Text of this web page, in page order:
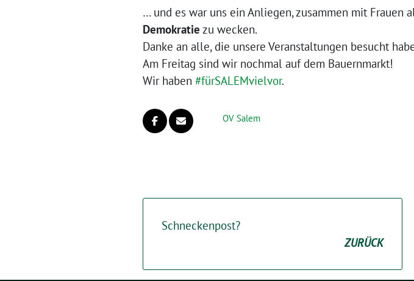
… und es war uns ein Anliegen, zusam­men mit Frauen
Demokratie zu wecken.
Danke an alle, die unse­re Veranstaltungen besucht
Am Freitag sind wir noch­mal auf dem Bauernmarkt!
Wir haben #fürSALEMvielvor.
OV Salem
Schneckenpost?
ZURÜCK